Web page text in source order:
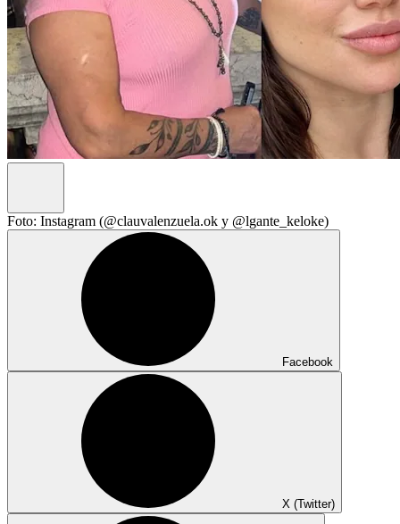
Foto: Instagram (@clauvalenzuela.ok y @lgante_keloke)
Facebook
X (Twitter)